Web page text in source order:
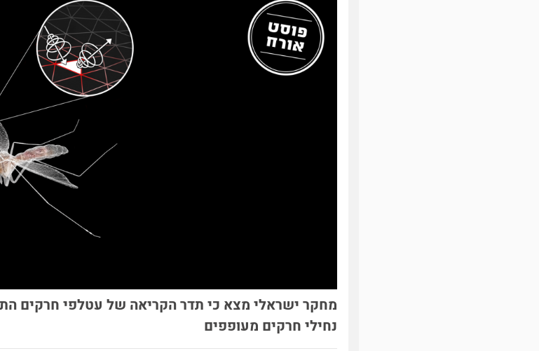
מחקר ישראלי מצא כי תדר הקריאה של עטלפי חרקים
נחילי חרקים מעופפים